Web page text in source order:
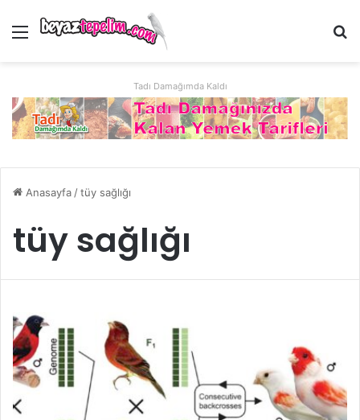
Menü
Tadı Damağımda Kaldı
Anasayfa /tüy sağlığı
tüy sağlığı